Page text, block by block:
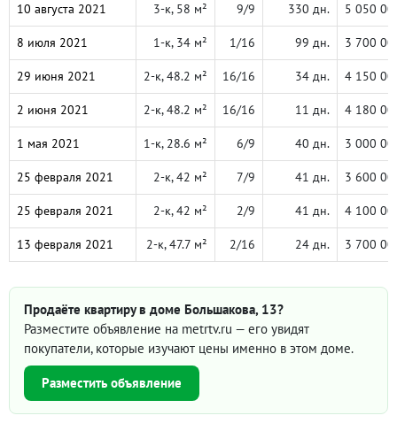
10 августа 2021 3-к, 58 м² 9/9 330 дн. 5 050
8 июля 2021 1-к, 34 м² 1/16 99 дн. 3 700
29 июня 2021 2-к, 48.2 м² 16/16 34 дн. 4 150
2 июня 2021 2-к, 48.2 м² 16/16 11 дн. 4 180
1 мая 2021 1-к, 28.6 м² 6/9 40 дн. 3 000
25 февраля 2021 2-к, 42 м² 7/9 41 дн. 3 600
25 февраля 2021 2-к, 42 м² 2/9 41 дн. 4 100
13 февраля 2021 2-к, 47.7 м² 2/16 24 дн. 3 700
Продаёте квартиру в доме Большакова, 13?
Разместите объявление на metrtv.ru — его увидят
покупатели, которые изучают цены именно в этом доме.
Разместить объявление